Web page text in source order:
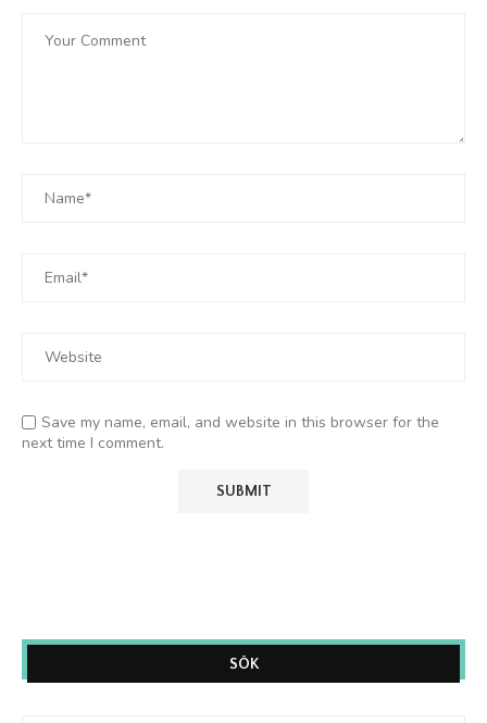
Save my name, email, and website in this browser for the
next time I comment.
SÖK